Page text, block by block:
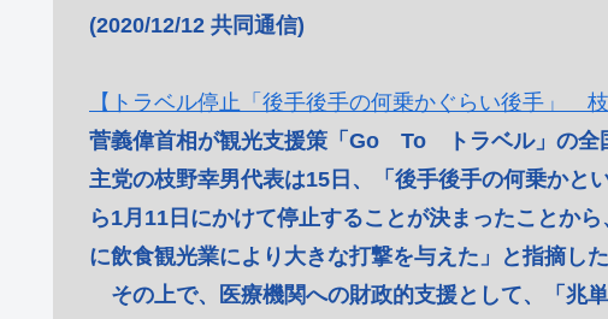
(2020/12/12 共同通信)
【トラベル停止「後手後手の何乗かぐらい後手」 枝
菅義偉首相が観光支援策「Go To トラベル」の全
主党の枝野幸男代表は15日、「後手後手の何乗かと
ら1月11日にかけて停止することが決まったことか
に飲食観光業により大きな打撃を与えた」と指摘した
その上で、医療機関への財政的支援として、「兆